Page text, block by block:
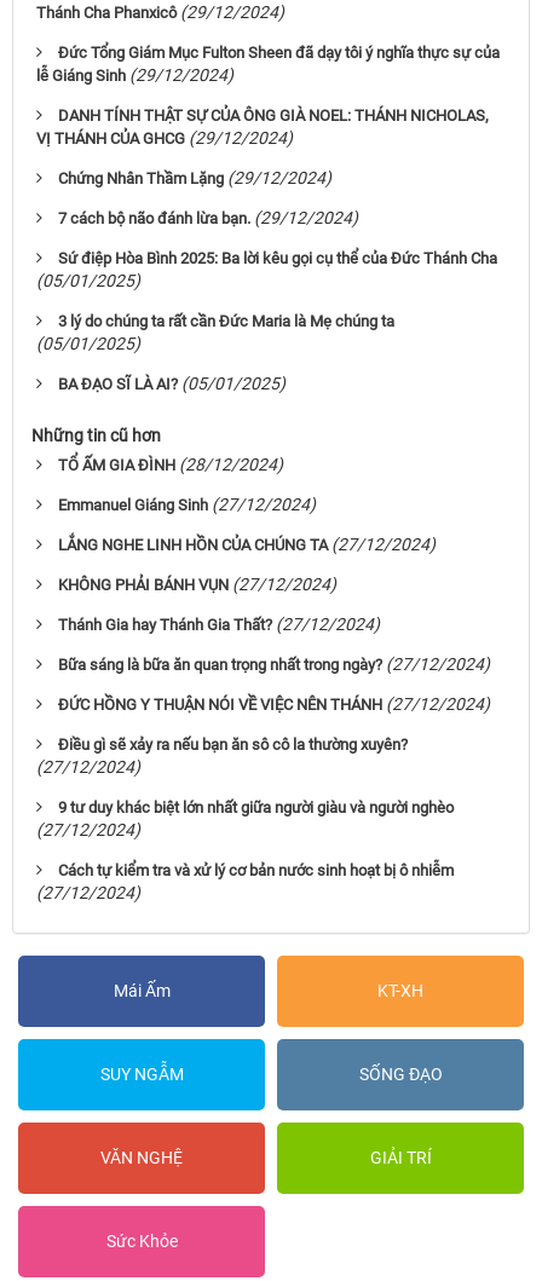
Thánh Cha Phanxicô (29/12/2024)
Đức Tổng Giám Mục Fulton Sheen đã dạy tôi ý nghĩa thực sự của
lễ Giáng Sinh (29/12/2024)
DANH TÍNH THẬT SỰ CỦA ÔNG GIÀ NOEL: THÁNH NICHOLAS,
VỊ THÁNH CỦA GHCG (29/12/2024)
Chứng Nhân Thầm Lặng (29/12/2024)
7 cách bộ não đánh lừa bạn. (29/12/2024)
Sứ điệp Hòa Bình 2025: Ba lời kêu gọi cụ thể của Đức Thánh Cha
(05/01/2025)
3 lý do chúng ta rất cần Đức Maria là Mẹ chúng ta
(05/01/2025)
BA ĐẠO SĨ LÀ AI? (05/01/2025)
Những tin cũ hơn
TỔ ẤM GIA ĐÌNH (28/12/2024)
Emmanuel Giáng Sinh (27/12/2024)
LẮNG NGHE LINH HỒN CỦA CHÚNG TA (27/12/2024)
KHÔNG PHẢI BÁNH VỤN (27/12/2024)
Thánh Gia hay Thánh Gia Thất? (27/12/2024)
Bữa sáng là bữa ăn quan trọng nhất trong ngày? (27/12/2024)
ĐỨC HỒNG Y THUẬN NÓI VỀ VIỆC NÊN THÁNH (27/12/2024)
Điều gì sẽ xảy ra nếu bạn ăn sô cô la thường xuyên?
(27/12/2024)
9 tư duy khác biệt lớn nhất giữa người giàu và người nghèo
(27/12/2024)
Cách tự kiểm tra và xử lý cơ bản nước sinh hoạt bị ô nhiễm
(27/12/2024)
Mái Ấm KT-XH
SUY NGẪM SỐNG ĐẠO
VĂN NGHỆ GIẢI TRÍ
Sức Khỏe